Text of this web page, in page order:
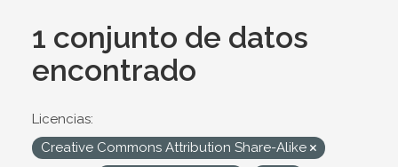
1 conjunto de datos
encontrado
Licencias:
Creative Commons Attribution Share-Alike